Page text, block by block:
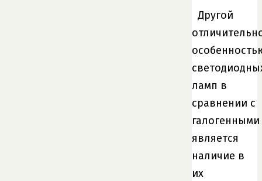
Другой
ламп в
сравнении с
галогенными
является
наличие в
их